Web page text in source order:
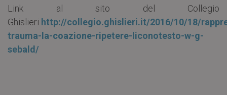
Link al sito del Collegio
Ghislieri http://collegio.ghislieri.it/2016/10/18/
trauma-la-coazione-ripetere-liconotesto-w-g-
sebald/